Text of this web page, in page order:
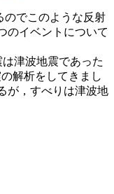
のでこのような反射
のイベントについて
津波地震であった
解析をしてきまし
が，すべりは津波地